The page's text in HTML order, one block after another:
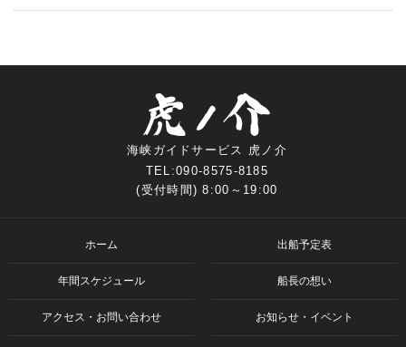
海峡ガイドサービス 虎ノ介
TEL:090-8575-8185
(受付時間) 8:00～19:00
ホーム 出船予定表
年間スケジュール 船長の想い
アクセス・お問い合わせ お知らせ・イベント